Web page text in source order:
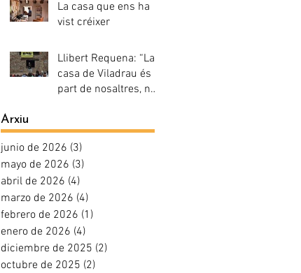
La casa que ens ha
vist créixer
Llibert Requena: “La
casa de Viladrau és
part de nosaltres, no
Arxiu
junio de 2026 (3)
mayo de 2026 (3)
abril de 2026 (4)
marzo de 2026 (4)
febrero de 2026 (1)
enero de 2026 (4)
diciembre de 2025 (2)
octubre de 2025 (2)